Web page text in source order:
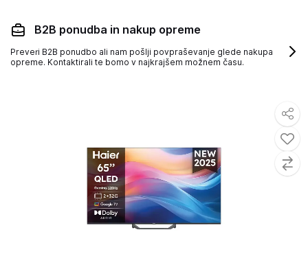
B2B ponudba in nakup opreme
Preveri B2B ponudbo ali nam pošlji povpraševanje glede nakupa
opreme. Kontaktirali te bomo v najkrajšem možnem času.